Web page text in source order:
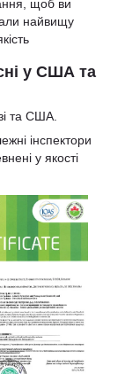
щоб ви
найвищу
у США та
та США.
інспектори
у якості